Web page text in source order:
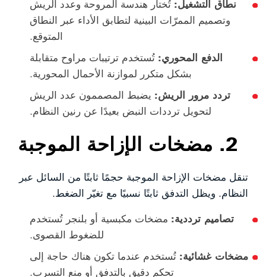
نطاق التشغيل: تُختار هندسة المروحة وعدد الريش
وتصميم الممرّات البينية لتطابق الأداء عبر النطاق
المتوقع.
الدفع المحوري: تُستخدم ترتيبات مراوح متقابلة
بشكل متكرر لموازنة الأحمال المحورية.
تردد مرور الريش: يضبط المصممون عدد الريش
لتحويل ترددات النبض بعيدًا عن رنين النظام.
2. مضخات الإزاحة الموجبة
تنقل مضخات الإزاحة الموجبة حجمًا ثابتًا من السائل عبر
النظام. ويظل التدفق ثابتًا نسبيًا مع تغيّر الضغط.
تصاميم ترددية: مضخات مكبسية أو بلنجر تُستخدم
للضغوط القصوى.
مضخات غشائية: تُستخدم عندما تكون هناك حاجة إلى
تحكم دقيق بالتدفق أو منع التسرب.